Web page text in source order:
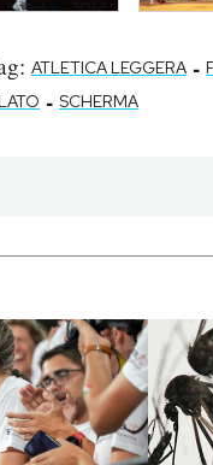
ATLETICA LEGGERA -
- SCHERMA